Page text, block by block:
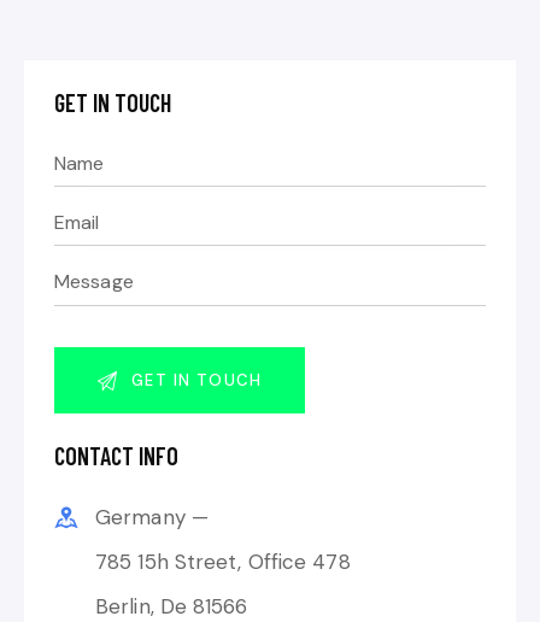
GET IN TOUCH
CONTACT INFO
Germany —
785 15h Street, Office 478
Berlin, De 81566